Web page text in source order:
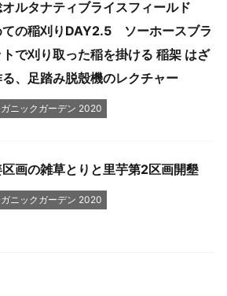
オルタナティブライスフィールド
ての稲刈りDAY2.5 ソーホースブラ
で刈り取った稲を掛ける 稲架 はざ
る、足踏み脱殼機のレクチャー
ニックガーデン 2020
画の雑草とりと里芋第2区画開墾
ニックガーデン 2020